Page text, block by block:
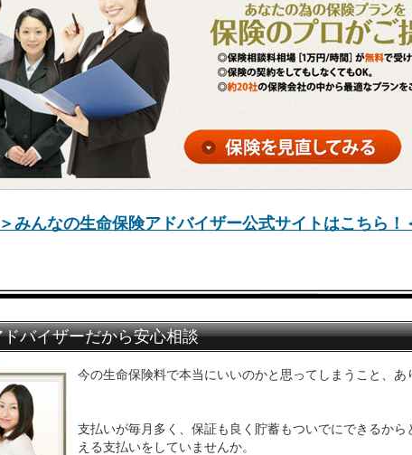
みんなの生命保険アドバイザー公式サイトはこちら！
バイザーだから安心相談
今の生命保険料で本当にいいのかと思ってしまうこと、あ
支払いが毎月多く、保証も良く貯蓄もついでにできるか
える支払いをしていませんか。